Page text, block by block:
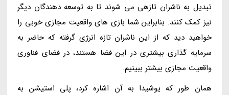
تبدیل به ناشران تازهی می شوند تا به توسعه دهندگان دیگر
نیز کمک کنند. بنابراین شما بازی های واقعیت مجازی خوبی را
خواهید دید که از این ناشران تازه انرژی گرفته که حاضر به
سرمایه گذاری بیشتری در این فضا هستند، در فضای فناوری
واقعیت مجازی بیشتر ببینیم.
همان طور که یوشیدا به آن اشاره کرد، پلی استیشن به